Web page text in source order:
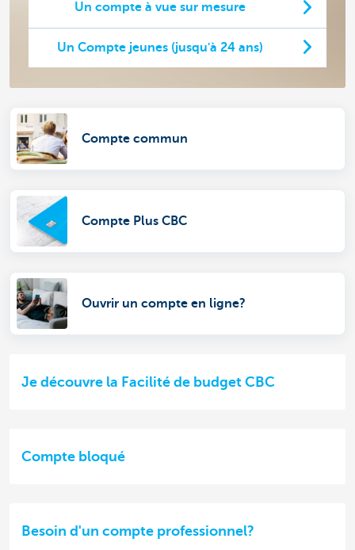
Un compte à vue sur mesure
Un Compte jeunes (jusqu'à 24 ans)
Compte commun
Compte Plus CBC
Ouvrir un compte en ligne?
Je découvre la Facilité de budget CBC
Compte bloqué
Besoin d'un compte professionnel?